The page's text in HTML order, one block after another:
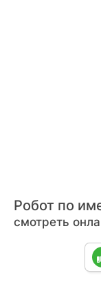
Робот по
смотреть